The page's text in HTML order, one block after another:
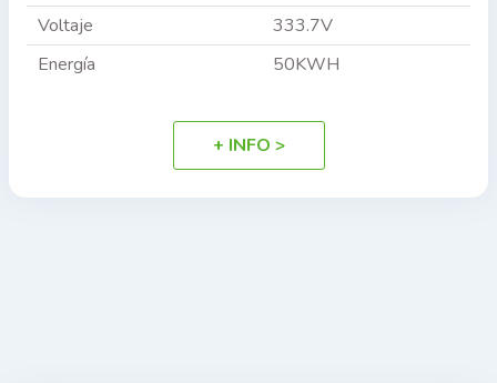
Voltaje
333.7V
Energía
50KWH
+ INFO >